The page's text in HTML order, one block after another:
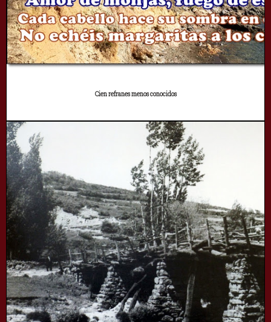
Cien refranes menos conocidos